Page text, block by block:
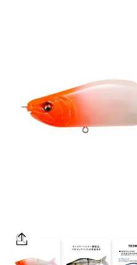
PREMIUM オンライン限定
FRESH WATER
価格